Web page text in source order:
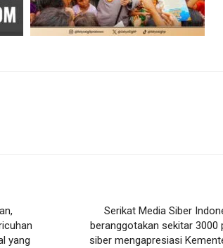
yang
Serikat Media Siber
beranggotakan sekitar 3000
siber mengapresiasi